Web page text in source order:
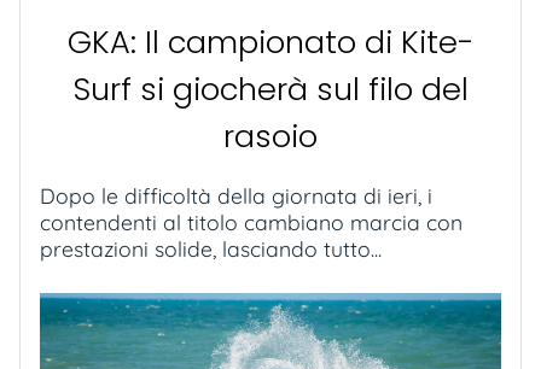
GKA: Il campionato di Kite-
Surf si giocherà sul filo del
rasoio
Dopo le difficoltà della giornata di ieri, i
contendenti al titolo cambiano marcia con
prestazioni solide, lasciando tutto...